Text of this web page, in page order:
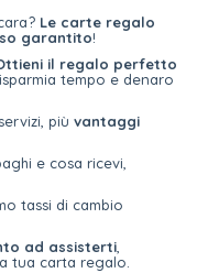
Le carte regalo
garantito!
il regalo perfetto
tempo e denaro
più vantaggi
e cosa ricevi,
tassi di cambio
ad assisterti
tua carta regalo.